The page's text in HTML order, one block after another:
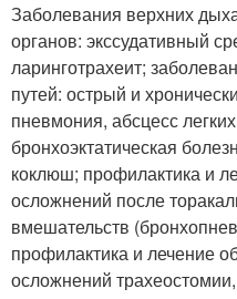
Заболевания верхних
органов: экссудативный
ларинготрахеит;
путей: острый и
пневмония, абсцесс
бронхоэктатическая
коклюш; профилактика и
осложнений после
вмешательств
профилактика и лечение
осложнений